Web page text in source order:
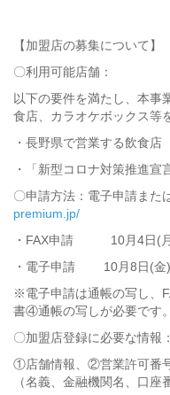
【加盟店の募集について】
〇利用可能店舗：
以下の要件を満たし、本事
食店、カラオケボックス等
・長野県で営業する飲食店
・「新型コロナ対策推進
〇申請方法：電子申請また
premium.jp/
・FAX申請 10月4日(
・電子申請 10月8日(金)
※電子申請は通帳の写し
書④通帳の写しが必要です。
〇加盟店登録に必要な情報：
①店舗情報、②営業許可番
（名義、金融機関名、口座